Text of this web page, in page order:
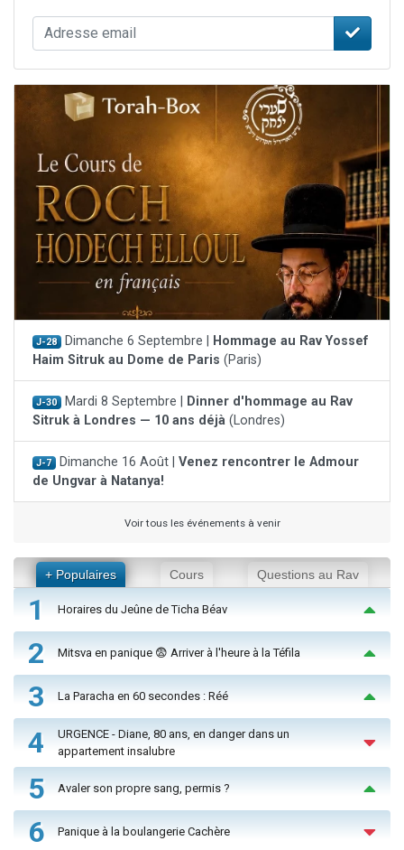
J-28 Dimanche 6 Septembre |
Hommage au Rav Yossef
Haim Sitruk au Dome de Paris (Paris)
J-30 Mardi 8 Septembre |
Dinner d'hommage au Rav
Sitruk à Londres — 10 ans déjà (Londres)
J-7 Dimanche 16 Août | Venez rencontrer le Admour
de Ungvar à Natanya!
Voir tous les événements à venir
+ Populaires Cours Questions au Rav
1 Horaires du Jeûne de Ticha Béav
2 Mitsva en panique 😨 Arriver à l'heure à la Téfila
3 La Paracha en 60 secondes : Réé
4
URGENCE - Diane, 80 ans, en danger dans un
appartement insalubre
5 Avaler son propre sang, permis ?
6 Panique à la boulangerie Cachère